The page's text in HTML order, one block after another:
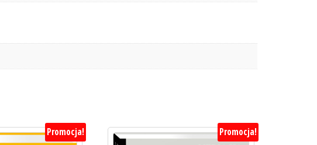
Promocja! Promocja!